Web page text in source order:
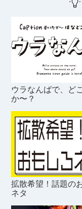
ウラなんばで、ど
か〜？
拡散希望！話題の
ネタ